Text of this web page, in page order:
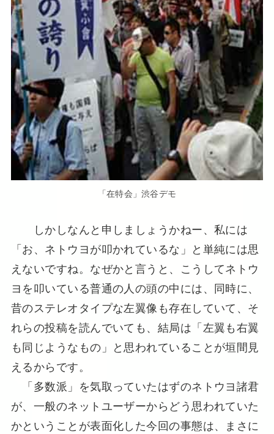
「在特会」渋谷デモ
しかしなんと申しましょうかねー、私には
「お、ネトウヨが叩かれているな」と単純には思
えないですね。なぜかと言うと、こうしてネトウ
ヨを叩いている普通の人の頭の中には、同時に、
昔のステレオタイプな左翼像も存在していて、そ
れらの投稿を読んでいても、結局は「左翼も右翼
も同じようなもの」と思われていることが垣間見
えるからです。
「多数派」を気取っていたはずのネトウヨ諸君
が、一般のネットユーザーからどう思われていた
かということが表面化した今回の事態は、まさに